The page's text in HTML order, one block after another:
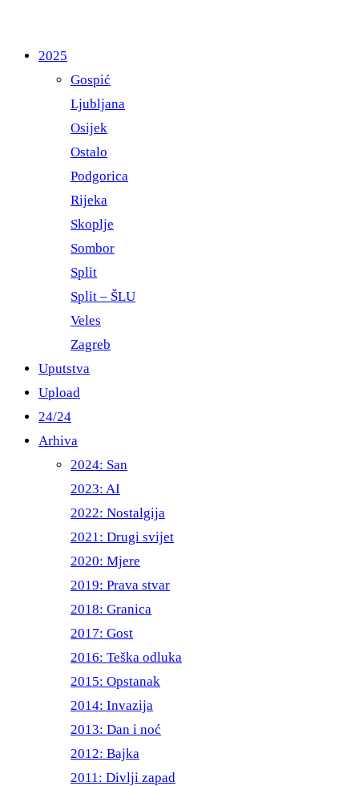
2025
Gospić
Ljubljana
Osijek
Ostalo
Podgorica
Rijeka
Skoplje
Sombor
Split
Split – ŠLU
Veles
Zagreb
Uputstva
Upload
24/24
Arhiva
2024: San
2023: AI
2022: Nostalgija
2021: Drugi svijet
2020: Mjere
2019: Prava stvar
2018: Granica
2017: Gost
2016: Teška odluka
2015: Opstanak
2014: Invazija
2013: Dan i noć
2012: Bajka
2011: Divlji zapad